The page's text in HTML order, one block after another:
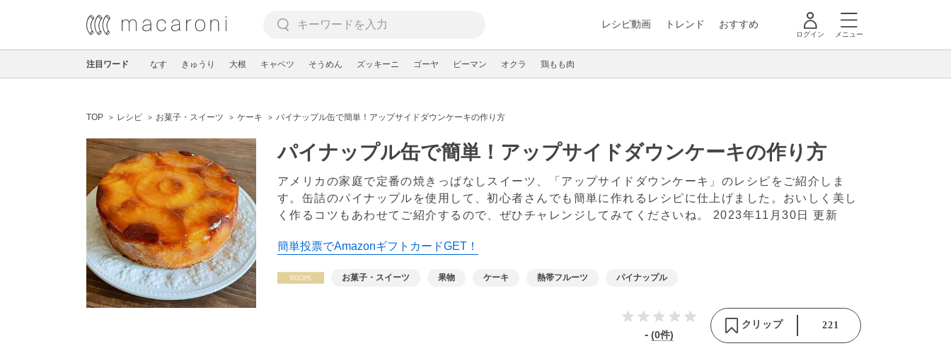
レシピ動画 トレンド おすすめ
ログイン メニュー
注目ワード なす きゅうり 大根 キャベツ そうめん ズッキーニ ゴーヤ ピーマン オクラ 鶏もも肉
TOP レシピ お菓子・スイーツ ケーキ パイナップル缶で簡単！アップサイドダウンケーキの作り方
パイナップル缶で簡単！アップサイドダウンケーキの作り方
アメリカの家庭で定番の焼きっぱなしスイーツ、「アップサイドダウンケーキ」のレシピをご紹介しま
す。缶詰のパイナップルを使用して、初心者さんでも簡単に作れるレシピに仕上げました。おいしく美し
く作るコツもあわせてご紹介するので、ぜひチャレンジしてみてくださいね。 2023年11月30日 更新
簡単投票でAmazonギフトカードGET！
お菓子・スイーツ 果物 ケーキ 熱帯フルーツ パイナップル
- (0件)
クリップ 221